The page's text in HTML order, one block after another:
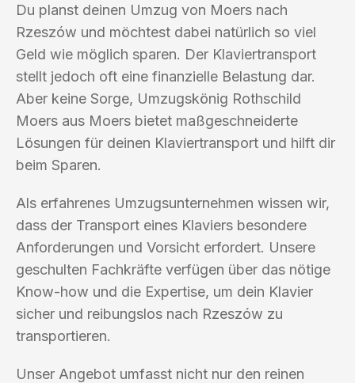
Du planst deinen Umzug von Moers nach
Rzeszów und möchtest dabei natürlich so viel
Geld wie möglich sparen. Der Klaviertransport
stellt jedoch oft eine finanzielle Belastung dar.
Aber keine Sorge, Umzugskönig Rothschild
Moers aus Moers bietet maßgeschneiderte
Lösungen für deinen Klaviertransport und hilft dir
beim Sparen.
Als erfahrenes Umzugsunternehmen wissen wir,
dass der Transport eines Klaviers besondere
Anforderungen und Vorsicht erfordert. Unsere
geschulten Fachkräfte verfügen über das nötige
Know-how und die Expertise, um dein Klavier
sicher und reibungslos nach Rzeszów zu
transportieren.
Unser Angebot umfasst nicht nur den reinen